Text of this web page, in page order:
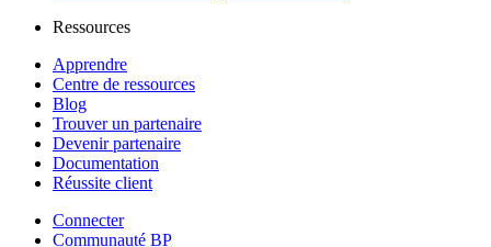
Ressources
Apprendre
Centre de ressources
Blog
Trouver un partenaire
Devenir partenaire
Documentation
Réussite client
Connecter
Communauté BP